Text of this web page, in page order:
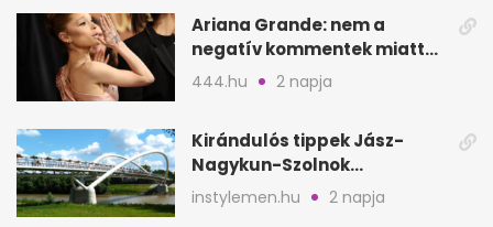
Ariana Grande: nem a
negatív kommentek miatt
vonul vissza
444.hu 2 napja
Kirándulós tippek Jász-
Nagykun-Szolnok
megyében: 6 kihagyhatatlan
hely
instylemen.hu 2 napja